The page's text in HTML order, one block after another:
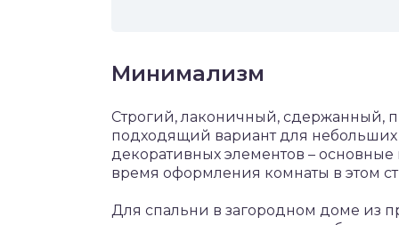
Минимализм
Строгий, лаконичный, сдержанный,
подходящий вариант для
декоративных элементов –
время оформления комнаты в этом
Для спальни в загородном доме из